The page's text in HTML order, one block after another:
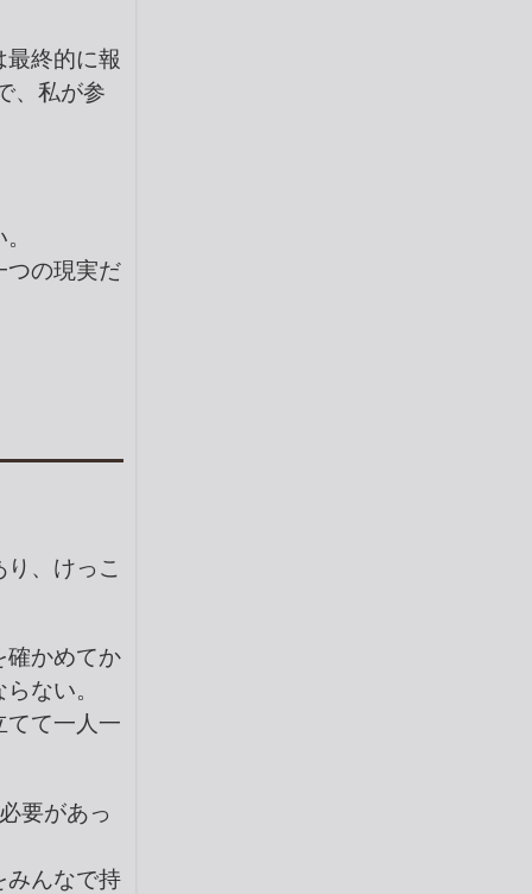
終的に報
、私が参
つの現実だ
、けっこ
確かめてか
ない。
てて一人一
要があっ
みんなで持